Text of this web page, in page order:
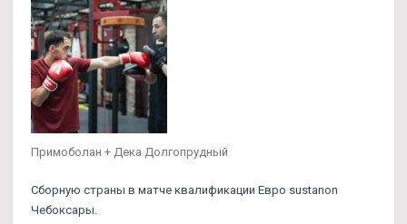
Примоболан + Дека Долгопрудный
Сборную страны в матче квалификации Евро sustanon
Чебоксары.